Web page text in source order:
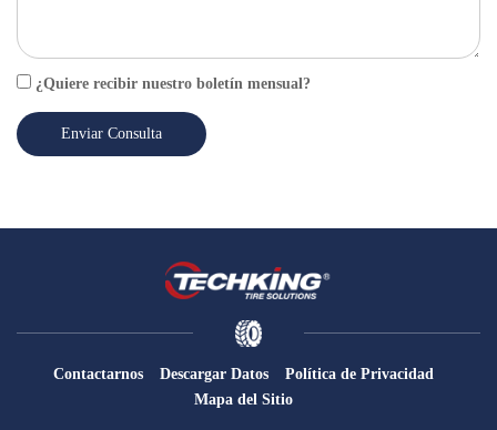
¿Quiere recibir nuestro boletín mensual?
Enviar Consulta
Contactarnos Descargar Datos
Política de Privacidad
Mapa del Sitio